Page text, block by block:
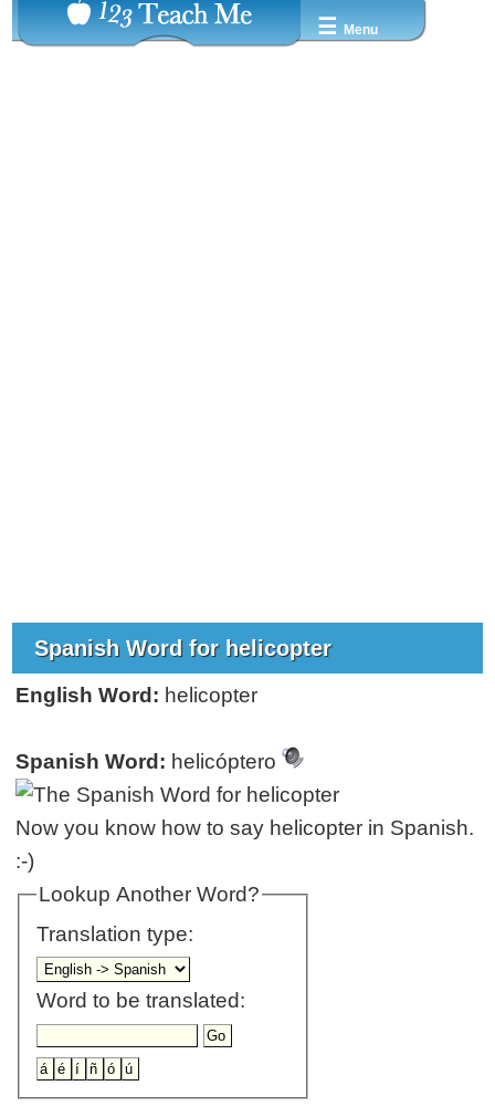
☰ Menu
Spanish Word for helicopter
English Word: helicopter
Spanish Word: helicóptero
Now you know how to say helicopter in Spanish.
:-)
Lookup Another Word?
Translation type:
Word to be translated: